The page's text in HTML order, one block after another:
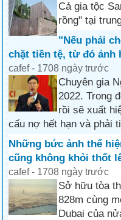
Cả gia tộc
rồng" tại
"Nếu phải
chặt tiền tệ, từ đó
cafef - 1708 ngày trước
Chuyên gia
2022. Trong
rồi sẽ xuất
cấu nợ hết hạn và phải
Những bức ảnh thể
cũng không khỏi thốt
cafef - 1708 ngày trước
Sở hữu tòa
828m cùng
Dubai của